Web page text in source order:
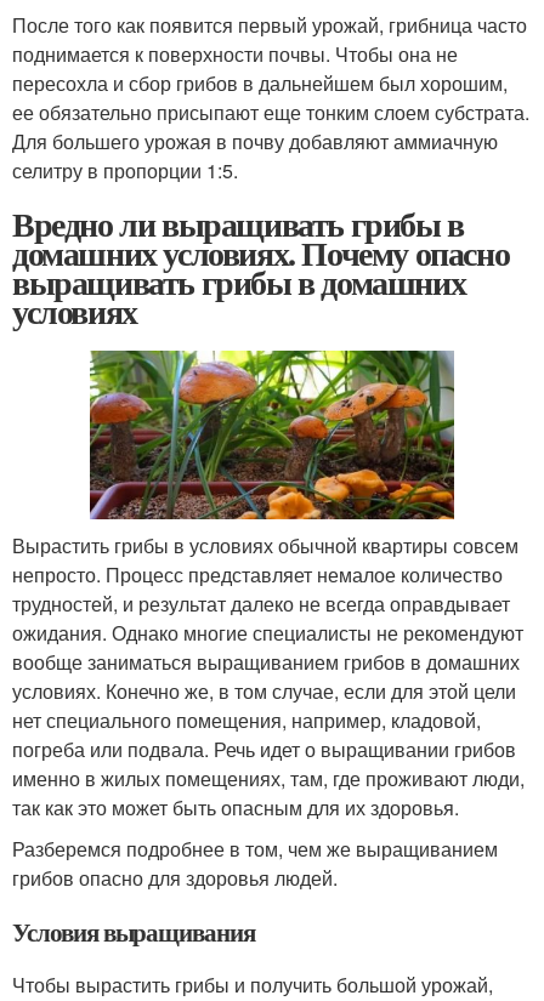
После того как появится первый урожай, грибница часто
поднимается к поверхности почвы. Чтобы она не
пересохла и сбор грибов в дальнейшем был хорошим,
ее обязательно присыпают еще тонким слоем субстрата.
Для большего урожая в почву добавляют аммиачную
селитру в пропорции 1:5.
Вредно ли выращивать грибы в
домашних условиях. Почему опасно
выращивать грибы в домашних
условиях
Вырастить грибы в условиях обычной квартиры совсем
непросто. Процесс представляет немалое количество
трудностей, и результат далеко не всегда оправдывает
ожидания. Однако многие специалисты не рекомендуют
вообще заниматься выращиванием грибов в домашних
условиях. Конечно же, в том случае, если для этой цели
нет специального помещения, например, кладовой,
погреба или подвала. Речь идет о выращивании грибов
именно в жилых помещениях, там, где проживают люди,
так как это может быть опасным для их здоровья.
Разберемся подробнее в том, чем же выращиванием
грибов опасно для здоровья людей.
Условия выращивания
Чтобы вырастить грибы и получить большой урожай,